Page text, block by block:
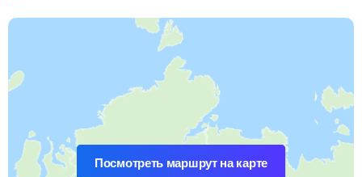
Посмотреть маршрут на карте